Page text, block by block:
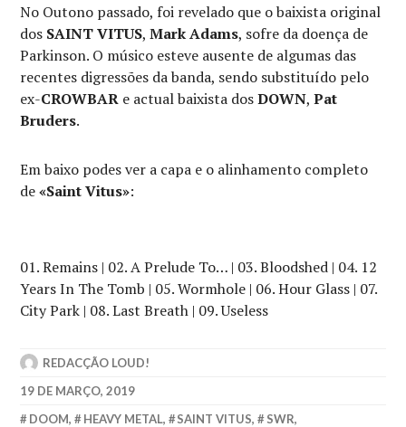
No Outono passado, foi revelado que o baixista original
dos SAINT VITUS,Mark Adams, sofre da doença de
Parkinson. O músico esteve ausente de algumas das
recentes digressões da banda, sendo substituído pelo
ex-CROWBAR e actual baixista dosDOWN,Pat
Bruders.
Em baixo podes ver a capa e o alinhamento completo
de«Saint Vitus»:
01. Remains | 02. A Prelude To… | 03. Bloodshed | 04. 12
Years In The Tomb | 05. Wormhole | 06. Hour Glass | 07.
City Park | 08. Last Breath | 09. Useless
REDACÇÃO LOUD!
19 DE MARÇO, 2019
DOOM, HEAVY METAL, SAINT VITUS, SWR,